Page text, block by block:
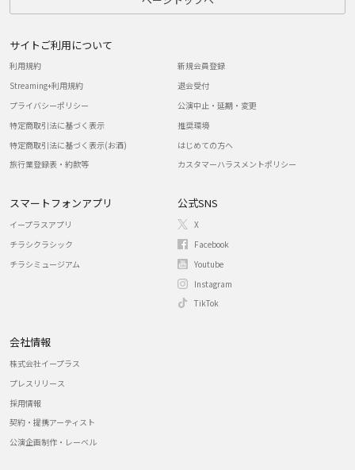
サイトご利用について
利用規約
Streaming+利用規約
プライバシーポリシー
特定商取引法に基づく表示
特定商取引法に基づく表示(お酒)
旅行業登録表・約款等
新規会員登録
退会受付
公演中止・延期・変更
推奨環境
はじめての方へ
カスタマーハラスメントポリシー
スマートフォンアプリ
イープラスアプリ
チラシクラシック
チラシミュージアム
公式SNS
X
Facebook
Youtube
Instagram
TikTok
会社情報
株式会社イープラス
プレスリリース
採用情報
契約・提携アーティスト
公演企画制作・レーベル